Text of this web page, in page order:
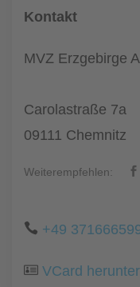
Kontakt
MVZ Erzgebirge
Carolastraße 7a
09111 Chemnitz
Weiterempfehlen:
+49
VCard